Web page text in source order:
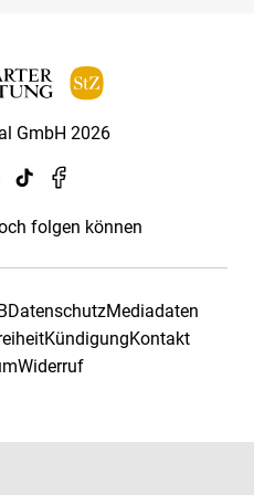
GmbH 2026
folgen können
DatenschutzMediadaten
KündigungKontakt
Widerruf